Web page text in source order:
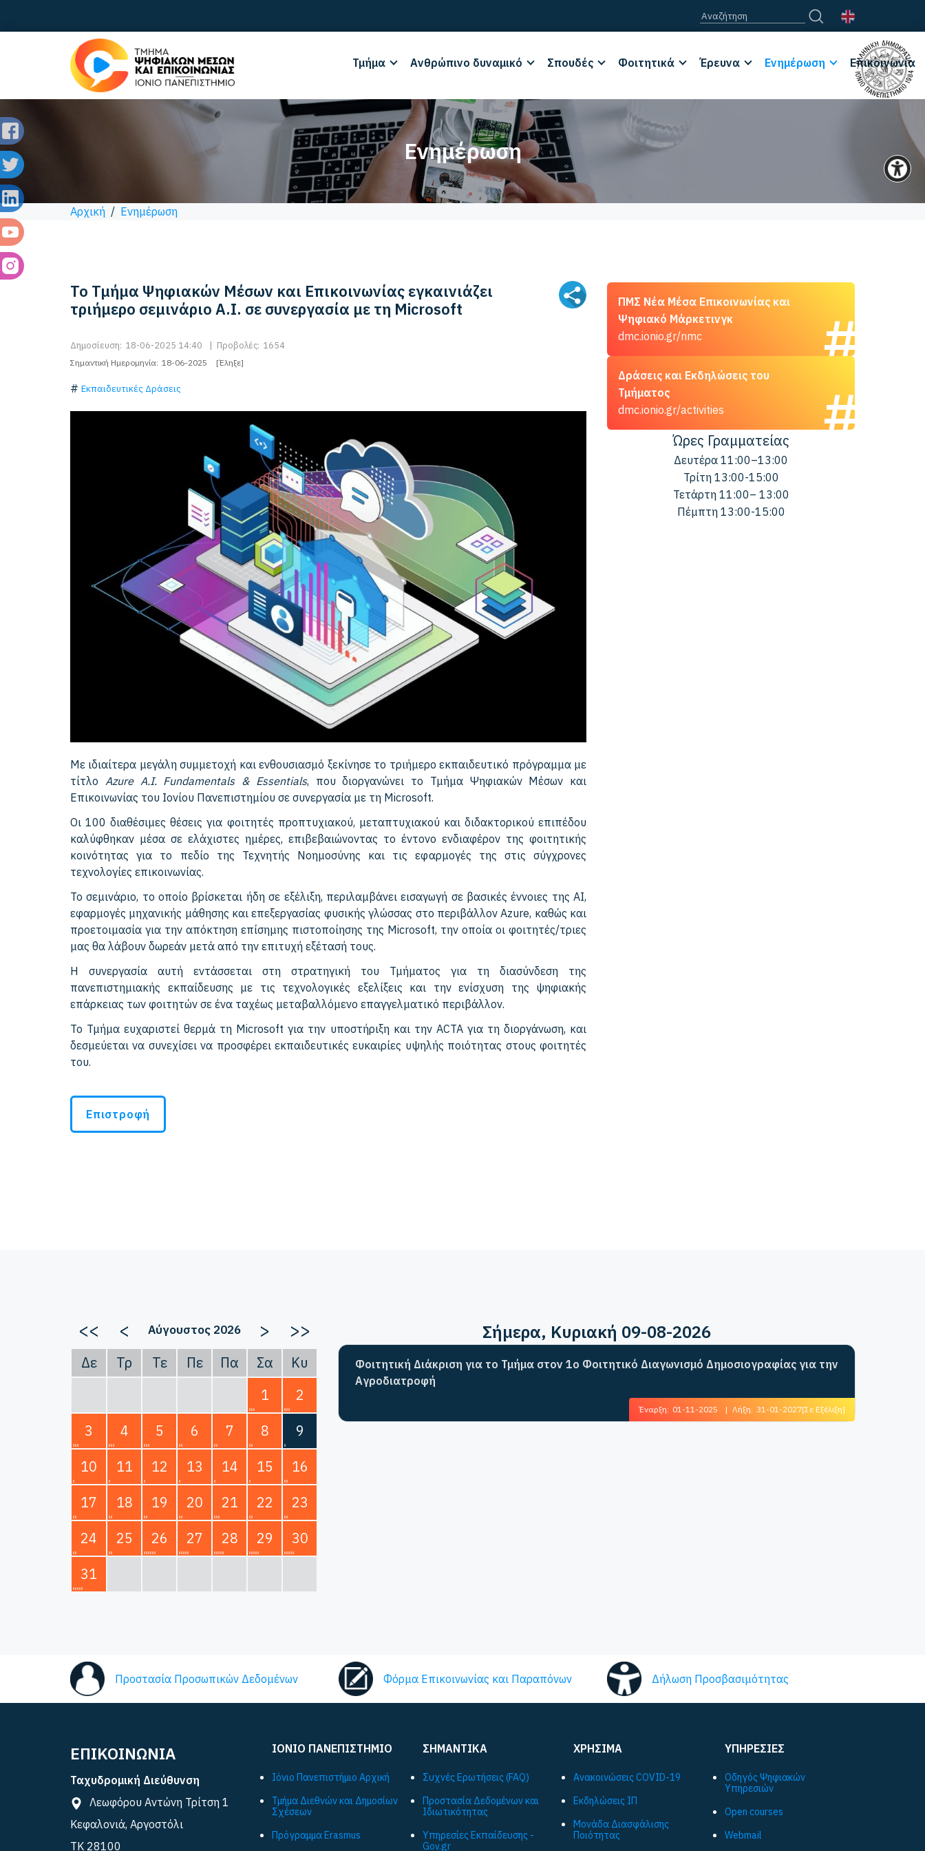
Τμήμα Ανθρώπινο δυναμικό Σπουδές Φοιτητικά Έρευνα Ενημέρωση Επικοινωνία
Ενημέρωση
Αρχική / Ενημέρωση
Το Τμήμα Ψηφιακών Μέσων και Επικοινωνίας εγκαινιάζει
τριήμερο σεμινάριο A.I. σε συνεργασία με τη Microsoft
Δημοσίευση: 18-06-2025 14:40 | Προβολές: 1654
Σημαντική Ημερομηνία: 18-06-2025 [Έληξε]
Εκπαιδευτικές Δράσεις
Με ιδιαίτερα μεγάλη συμμετοχή και ενθουσιασμό ξεκίνησε το τριήμερο εκπαιδευτικό πρόγραμμα με
τίτλο Azure A.I. Fundamentals & Essentials, που διοργανώνει το Τμήμα Ψηφιακών Μέσων και
Επικοινωνίας του Ιονίου Πανεπιστημίου σε συνεργασία με τη Microsoft.
Οι 100 διαθέσιμες θέσεις για φοιτητές προπτυχιακού, μεταπτυχιακού και διδακτορικού επιπέδου
καλύφθηκαν μέσα σε ελάχιστες ημέρες, επιβεβαιώνοντας το έντονο ενδιαφέρον της φοιτητικής
κοινότητας για το πεδίο της Τεχνητής Νοημοσύνης και τις εφαρμογές της στις σύγχρονες
τεχνολογίες επικοινωνίας.
Το σεμινάριο, το οποίο βρίσκεται ήδη σε εξέλιξη, περιλαμβάνει εισαγωγή σε βασικές έννοιες της AI,
εφαρμογές μηχανικής μάθησης και επεξεργασίας φυσικής γλώσσας στο περιβάλλον Azure, καθώς και
προετοιμασία για την απόκτηση επίσημης πιστοποίησης της Microsoft, την οποία οι φοιτητές/τριες
μας θα λάβουν δωρεάν μετά από την επιτυχή εξέτασή τους.
Η συνεργασία αυτή εντάσσεται στη στρατηγική του Τμήματος για τη διασύνδεση της
πανεπιστημιακής εκπαίδευσης με τις τεχνολογικές εξελίξεις και την ενίσχυση της ψηφιακής
επάρκειας των φοιτητών σε ένα ταχέως μεταβαλλόμενο επαγγελματικό περιβάλλον.
Το Τμήμα ευχαριστεί θερμά τη Microsoft για την υποστήριξη και την ACTA για τη διοργάνωση, και
δεσμεύεται να συνεχίσει να προσφέρει εκπαιδευτικές ευκαιρίες υψηλής ποιότητας στους φοιτητές
του.
Επιστροφή
ΠΜΣ Νέα Μέσα Επικοινωνίας και
Ψηφιακό Μάρκετινγκ
dmc.ionio.gr/nmc
Δράσεις και Εκδηλώσεις του
Τμήματος
dmc.ionio.gr/activities
Ώρες Γραμματείας
Δευτέρα 11:00–13:00
Τρίτη 13:00-15:00
Τετάρτη 11:00– 13:00
Πέμπτη 13:00-15:00
<< < Αύγουστος 2026 > >>
Δε Τρ Τε Πε Πα Σα
Κυ
1
2
3
4 5 6 7 8
9
10
11 12 13 14 15
16
17
18 19 20 21 22
23
24
25 26 27 28 29
30
31
Σήμερα, Κυριακή 09-08-2026
Φοιτητική Διάκριση για το Τμήμα στον 1ο Φοιτητικό Διαγωνισμό Δημοσιογραφίας για την
Αγροδιατροφή
Έναρξη: 01-11-2025 | Λήξη: 31-01-2027[Σε Εξέλιξη]
Προστασία Προσωπικών Δεδομένων Φόρμα Επικοινωνίας και Παραπόνων Δήλωση Προσβασιμότητας
ΕΠΙΚΟΙΝΩΝΙΑ
Ταχυδρομική Διεύθυνση
Λεωφόρου Αντώνη Τρίτση 1
Κεφαλονιά, Αργοστόλι
ΤΚ 28100
ΙΟΝΙΟ ΠΑΝΕΠΙΣΤΗΜΙΟ
Ιόνιο Πανεπιστήμιο Αρχική
Τμήμα Διεθνών και Δημοσίων
Σχέσεων
Πρόγραμμα Εrasmus
ΣΗΜΑΝΤΙΚΑ
Συχνές Ερωτήσεις (FAQ)
Προστασία Δεδομένων και
Ιδιωτικότητας
Υπηρεσίες Εκπαίδευσης -
Gov.gr
ΧΡΗΣΙΜΑ
Ανακοινώσεις COVID-19
Εκδηλώσεις ΙΠ
Μονάδα Διασφάλισης
Ποιότητας
ΥΠΗΡΕΣΙΕΣ
Οδηγός Ψηφιακών
Υπηρεσιών
Open courses
Webmail